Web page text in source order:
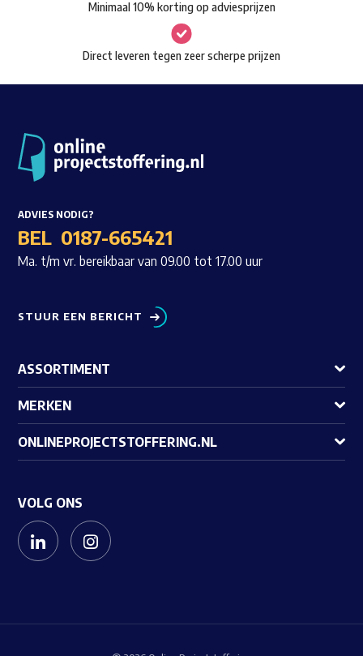
de
productpagina
Minimaal 10% korting op adviesprijzen
Direct leveren tegen zeer scherpe prijzen
ADVIES NODIG?
BEL 0187-665421
Ma. t/m vr. bereikbaar van 09.00 tot 17.00 uur
STUUR EEN BERICHT
ASSORTIMENT
MERKEN
ONLINEPROJECTSTOFFERING.NL
VOLG ONS